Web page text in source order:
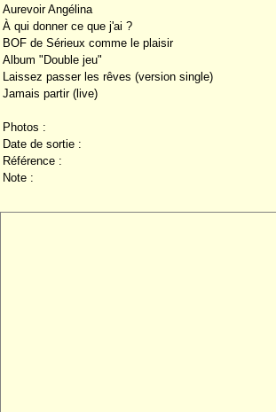
Aurevoir Angélina
À qui donner ce que j'ai ?
BOF de Sérieux comme le plaisir
Album "Double jeu"
Laissez passer les rêves (version single)
Jamais partir (live)
Photos :
Date de sortie :
Référence :
Note :